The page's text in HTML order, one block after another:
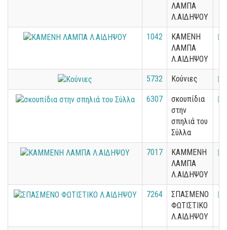
ΛΑΜΠΑ
Λ.ΑΙΔΗΨΟΥ
1042
ΚΑΜΕΝΗ
ΛΑΜΠΑ
Λ.ΑΙΔΗΨΟΥ
5732 Κούνιες
6307
σκουπίδια
στην
σπηλιά του
Σύλλα
7017
ΚΑΜΜΕΝΗ
ΛΑΜΠΑ
Λ.ΑΙΔΗΨΟΥ
7264
ΣΠΑΣΜΕΝΟ
ΦΩΤΙΣΤΙΚΟ
Λ.ΑΙΔΗΨΟΥ